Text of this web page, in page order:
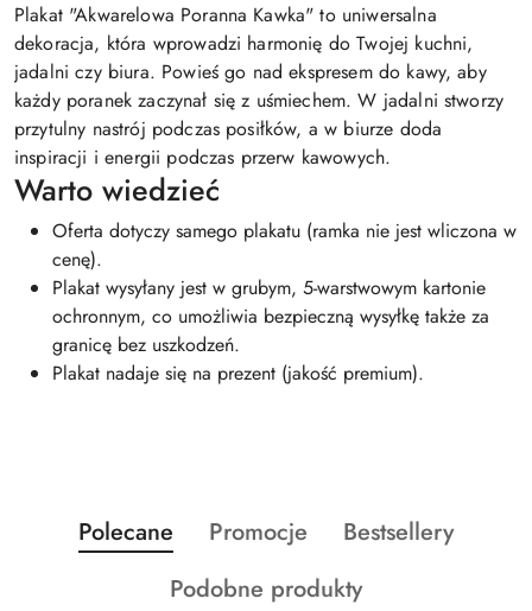
Plakat "Akwarelowa Poranna Kawka" to uniwersalna
dekoracja, która wprowadzi harmonię do Twojej kuchni,
jadalni czy biura. Powieś go nad ekspresem do kawy, aby
każdy poranek zaczynał się z uśmiechem. W jadalni stworzy
przytulny nastrój podczas posiłków, a w biurze doda
inspiracji i energii podczas przerw kawowych.
Warto wiedzieć
Oferta dotyczy samego plakatu (ramka nie jest wliczona w
cenę).
Plakat wysyłany jest w grubym, 5-warstwowym kartonie
ochronnym, co umożliwia bezpieczną wysyłkę także za
granicę bez uszkodzeń.
Plakat nadaje się na prezent (jakość premium).
Pomiń karuzelę produktów
Produkty
o
Polecane
Produkty
statusie:
Promocje
Produkty
statusie:
Bestsellery
Produkty
Podobne produkty